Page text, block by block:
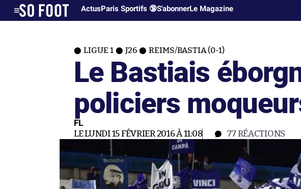
ActusParis Sportifs 🔞S'abonnerLe Magazine
LIGUE 1 J26 REIMS/BASTIA (0-1)
Le Bastiais
policiers
FL
LE LUNDI 15 FÉVRIER 2016 À 11:08 77RÉACTIONS